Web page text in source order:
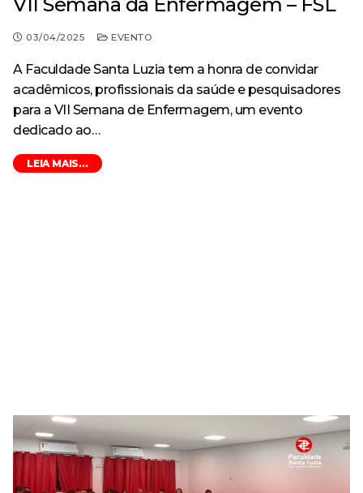
03/04/2025 EVENTO
A Faculdade Santa Luzia tem a honra de convidar
acadêmicos, profissionais da saúde e pesquisadores
para a VII Semana de Enfermagem, um evento
dedicado ao…
LEIA MAIS...